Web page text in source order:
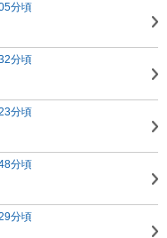
分頃
分頃
分頃
分頃
分頃